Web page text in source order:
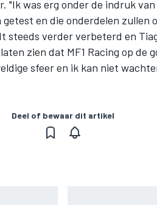
"Ik was erg onder de indruk
en die onderdelen zullen
steeds verder verbeterd en
zien dat MF1 Racing op de
sfeer en ik kan niet
Deel of bewaar dit artikel